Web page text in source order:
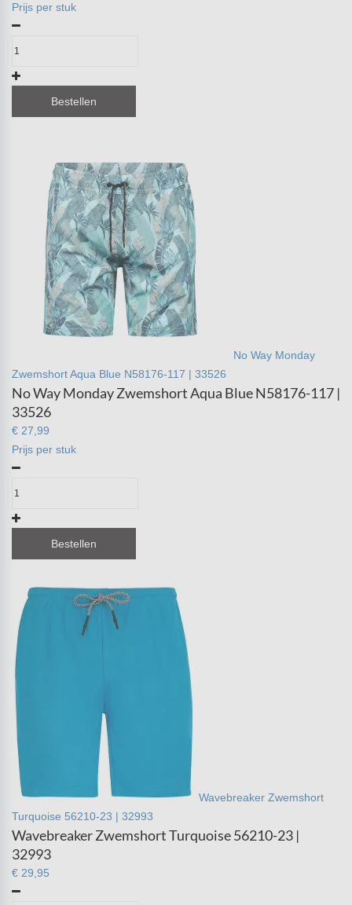
Prijs per stuk
Bestellen
No Way Monday
Zwemshort Aqua Blue N58176-117 | 33526
No Way Monday Zwemshort Aqua Blue N58176-117 |
33526
€ 27,99
Prijs per stuk
Bestellen
Wavebreaker Zwemshort
Turquoise 56210-23 | 32993
Wavebreaker Zwemshort Turquoise 56210-23 |
32993
€ 29,95